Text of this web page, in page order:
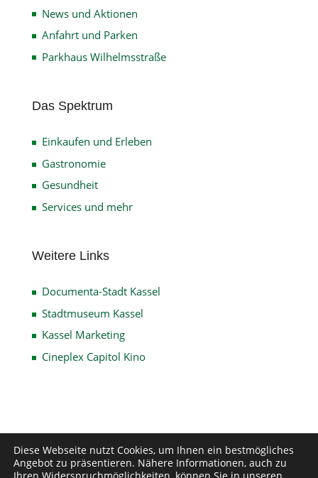
News und Aktionen
Anfahrt und Parken
Parkhaus Wilhelmsstraße
Das Spektrum
Einkaufen und Erleben
Gastronomie
Gesundheit
Services und mehr
Weitere Links
Documenta-Stadt Kassel
Stadtmuseum Kassel
Kassel Marketing
Cineplex Capitol Kino
Impressum Datenschutz
Disclaimer
Kontakt
Diese Webseite nutzt Cookies, um Ihnen ein bestmögliches
Angebot zu präsentieren. Nähere Informationen, auch zu